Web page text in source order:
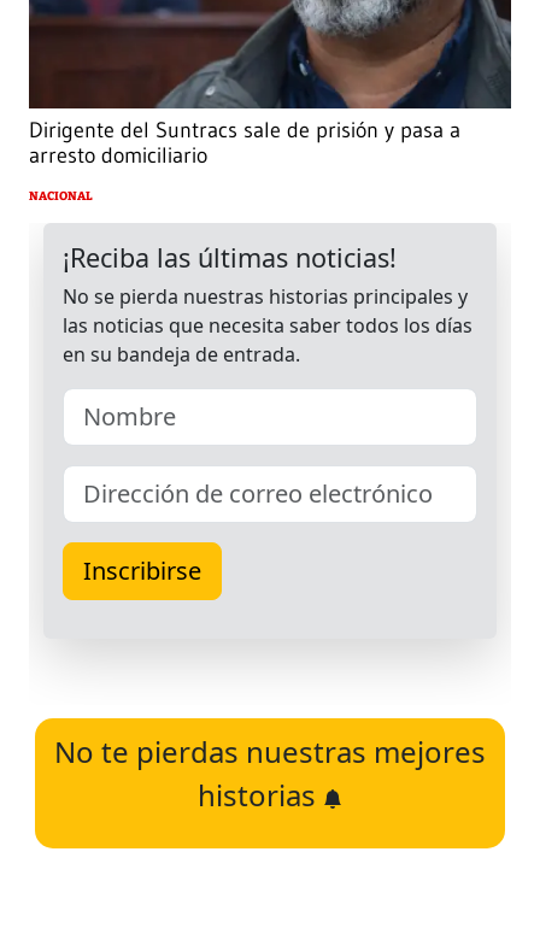
Dirigente del Suntracs sale de prisión y pasa a
arresto domiciliario
NACIONAL
No te pierdas nuestras mejores
historias